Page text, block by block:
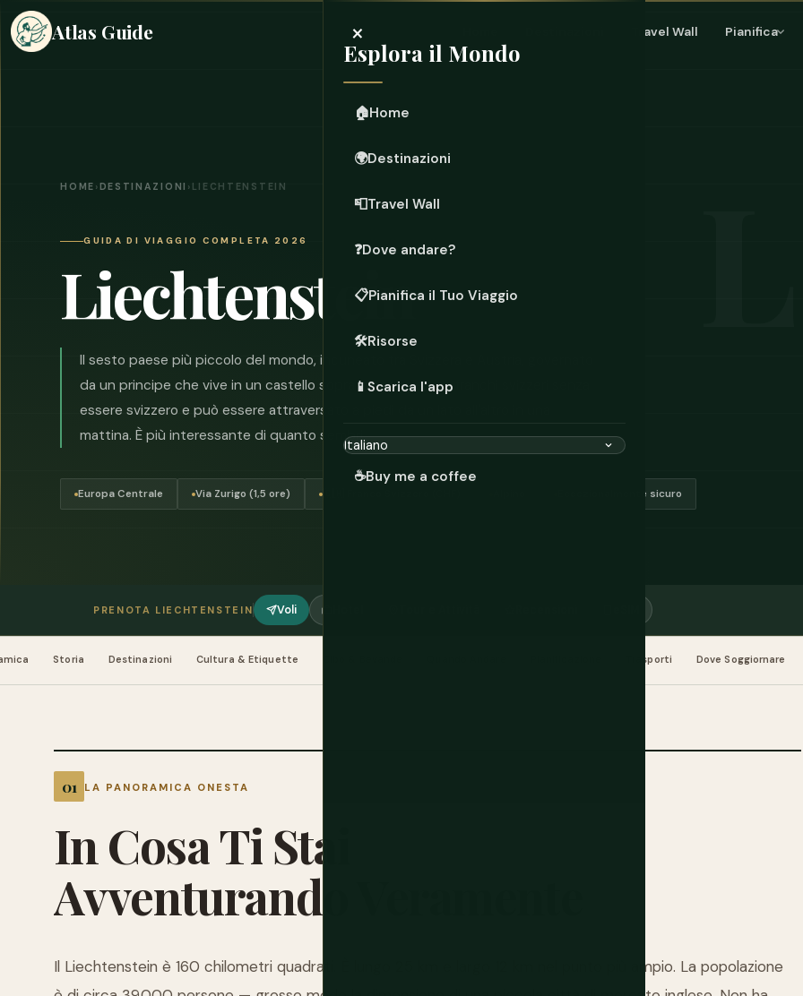
Atlas Guide Travel Wall Pianifica
×
Esplora il Mondo
🏠Home
🌍Destinazioni
📮Travel Wall
❓Dove andare?
📋Pianifica il Tuo Viaggio
🛠️Risorse
📱 Scarica l'app
☕Buy me a coffee
HOME ›DESTINAZIONI › LIECHTENSTEIN
GUIDA DI VIAGGIO COMPLETA 2026
Liechtenstein
Il sesto paese più piccolo del mondo, incuneato tra Svizzera e Austria, governato
da un principe che vive in un castello sopra la capitale, usa franchi svizzeri senza
essere svizzero e può essere attraversato a piedi da un lato all'altro in una
mattina. È più interessante di quanto sembri.
Europa Centrale Via Zurigo (1,5 ore) Eccezionalmente sicuro
PRENOTA LIECHTENSTEIN Voli
Storia Destinazioni Cultura & Etiquette Trasporti Dove Soggiornare
LA PANORAMICA ONESTA
InCosaTiStai
Avventurando
Il Liechtenstein è 160 chilometri quadrati. È lungo 25 km e largo 12 km nel punto più ampio. La popolazione